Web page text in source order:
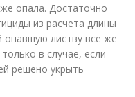
опала. Достаточно
из расчета длины
листву все же
в случае, если
решено укрыть